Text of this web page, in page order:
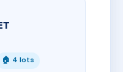
🏠 4 lots